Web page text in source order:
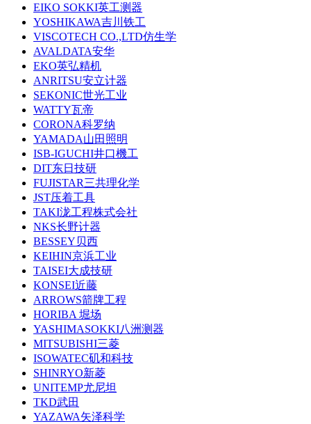
EIKO SOKKI英工测器
YOSHIKAWA吉川铁工
VISCOTECH CO.,LTD仿生学
AVALDATA安华
EKO英弘精机
ANRITSU安立计器
SEKONIC世光工业
WATTY瓦帝
CORONA科罗纳
YAMADA山田照明
ISB-IGUCHI井口機工
DIT东日技研
FUJISTAR三共理化学
JST压着工具
TAKI泷工程株式会社
NKS长野计器
BESSEY贝西
KEIHIN京浜工业
TAISEI大成技研
KONSEI近藤
ARROWS箭牌工程
HORIBA 堀场
YASHIMASOKKI八洲测器
MITSUBISHI三菱
ISOWATEC矶和科技
SHINRYO新菱
UNITEMP尤尼坦
TKD武田
YAZAWA矢泽科学